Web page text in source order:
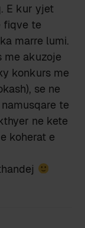
E kur yjet
fiqve te
marre lumi.
me akuzoje
konkurs me
se ne
te
ne kete
koherat e